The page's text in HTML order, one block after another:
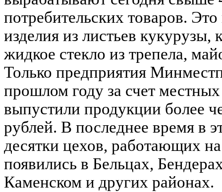
потребительских товаров.
изделия из листьев
жидкое стекло из трепела,
Только предприятия
прошлом году за счет
выпустили продукции более
рублей. В последнее время в
десятки цехов, работающих
появились в Бельцах,
Каменском и других районах.